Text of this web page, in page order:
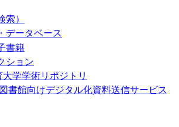
索）
データベース
書籍
ション
学学術リポジトリ
書館向けデジタル化資料送信サービス